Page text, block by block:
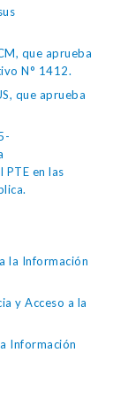
que aprueba
N° 1412.
que aprueba
PTE en las
la Información
y Acceso a la
Información